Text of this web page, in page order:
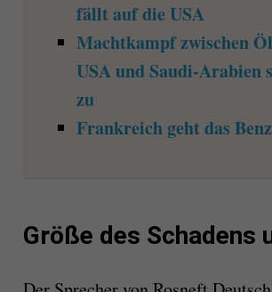
fällt auf die USA
Machtkampf zwischen
USA und Saudi-Arabien
zu
Frankreich geht das
Größe des Schadens